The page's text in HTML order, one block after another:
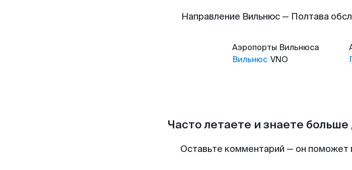
Направление Вильнюс — Полтава
Аэропорты Вильнюса
Вильнюс VNO
Часто летаете и знаете
Оставьте комментарий — он поможет